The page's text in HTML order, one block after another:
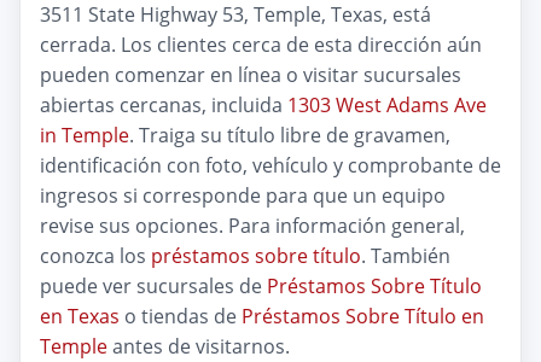
3511 State Highway 53, Temple, Texas, está
cerrada. Los clientes cerca de esta dirección aún
pueden comenzar en línea o visitar sucursales
abiertas cercanas, incluida 1303 West Adams Ave
in Temple. Traiga su título libre de gravamen,
identificación con foto, vehículo y comprobante de
ingresos si corresponde para que un equipo
revise sus opciones. Para información general,
conozca los préstamos sobre título. También
puede ver sucursales de Préstamos Sobre Título
en Texas o tiendas de Préstamos Sobre Título en
Templeantes de visitarnos.